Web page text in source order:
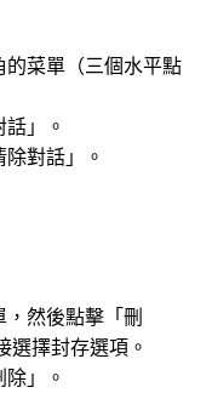
菜單（三個水平點
」。
對話」。
然後點擊「刪
選擇封存選項。
」。